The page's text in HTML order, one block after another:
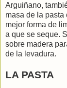
Arguiñano,
masa de la pasta
mejor forma de
a que se seque.
sobre madera
de la levadura.
LA PASTA